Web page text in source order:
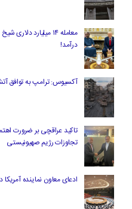
معامله ۱۴ میلیارد
درآمد!
آکسیوس: ترامپ به توافق آتش‌بس در غزه
تاکید عراقچی بر ضرورت
تجاوزات رژیم صهیونیستی
ادعای معاون نماینده